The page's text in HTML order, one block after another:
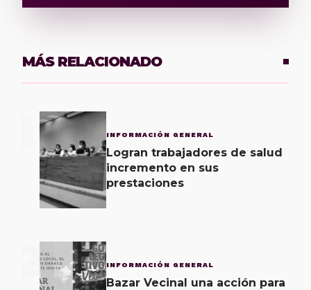
MÁS RELACIONADO
INFORMACIÓN GENERAL
Logran trabajadores de salud
incremento en sus
prestaciones
2 INFORMACIÓN GENERAL
Bazar Vecinal una acción para